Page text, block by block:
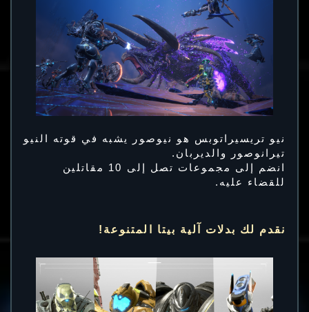
نيو تريسيراتوبس هو نيوصور يشبه في قوته النيو
تيرانوصور والديربان.
انضم إلى مجموعات تصل إلى 10 مقاتلين
للقضاء عليه.
نقدم لك بدلات آلية بيتا المتنوعة!